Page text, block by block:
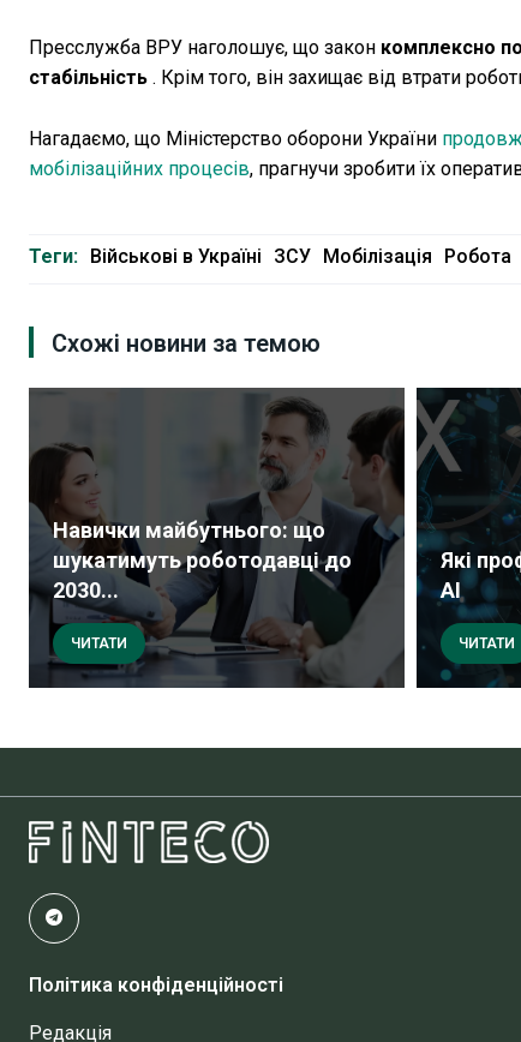
Пресслужба ВРУ наголошує, що закон комплексно
стабільність . Крім того, він захищає від втрати
Нагадаємо, що Міністерство оборони України
мобілізаційних процесів, прагнучи зробити їх
Теги: Військові в Україні ЗСУ Мобілізація Робота
Схожі новини за темою
Навички майбутнього: що
шукатимуть роботодавці до
2030...
ЧИТАТИ
Які
AI
ЧИТАТИ
Політика конфіденційності
Редакція